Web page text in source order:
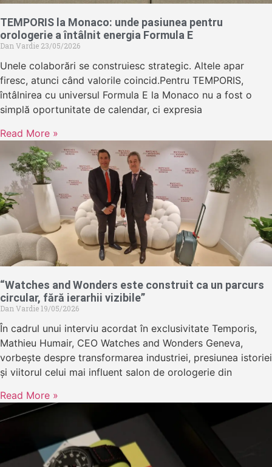
TEMPORIS la Monaco: unde pasiunea pentru
orologerie a întâlnit energia Formula E
Dan Vardie 23/05/2026
Unele colaborări se construiesc strategic. Altele apar
firesc, atunci când valorile coincid.Pentru TEMPORIS,
întâlnirea cu universul Formula E la Monaco nu a fost o
simplă oportunitate de calendar, ci expresia
Read More »
“Watches and Wonders este construit ca un parcurs
circular, fără ierarhii vizibile”
Dan Vardie19/05/2026
În cadrul unui interviu acordat în exclusivitate Temporis,
Mathieu Humair, CEO Watches and Wonders Geneva,
vorbește despre transformarea industriei, presiunea istoriei
și viitorul celui mai influent salon de orologerie din
Read More »